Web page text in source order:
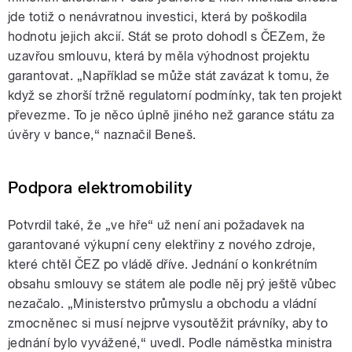
jde totiž o nenávratnou investici, která by poškodila
hodnotu jejich akcií. Stát se proto dohodl s ČEZem, že
uzavřou smlouvu, která by měla výhodnost projektu
garantovat. „Například se může stát zavázat k tomu, že
když se zhorší tržně regulatorní podmínky, tak ten projekt
převezme. To je něco úplně jiného než garance státu za
úvěry v bance,“ naznačil Beneš.
Podpora elektromobility
Potvrdil také, že „ve hře“ už není ani požadavek na
garantované výkupní ceny elektřiny z nového zdroje,
které chtěl ČEZ po vládě dříve. Jednání o konkrétním
obsahu smlouvy se státem ale podle něj prý ještě vůbec
nezačalo. „Ministerstvo průmyslu a obchodu a vládní
zmocněnec si musí nejprve vysoutěžit právníky, aby to
jednání bylo vyvážené,“ uvedl. Podle náměstka ministra